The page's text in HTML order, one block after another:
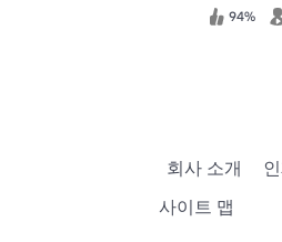
94%
회사 소개
사이트 맵